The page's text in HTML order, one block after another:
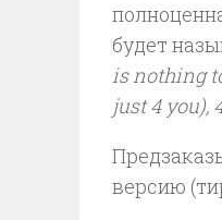
будет
is nothing
just 4 you),
версию